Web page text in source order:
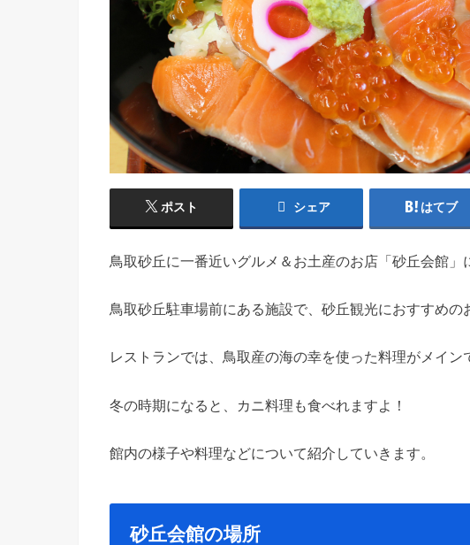
ポスト シェア はてブ
鳥取砂丘に一番近いグルメ＆お土産のお店「砂丘会館」
鳥取砂丘駐車場前にある施設で、砂丘観光におすすめの
レストランでは、鳥取産の海の幸を使った料理がメイン
冬の時期になると、カニ料理も食べれますよ！
館内の様子や料理などについて紹介していきます。
砂丘会館の場所